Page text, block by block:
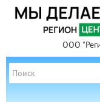
ООО